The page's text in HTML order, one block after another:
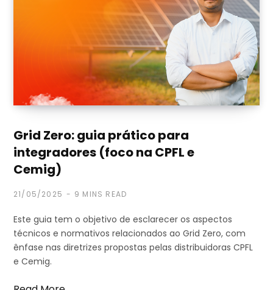
Grid Zero: guia prático para
integradores (foco na CPFL e
Cemig)
21/05/2025 9 MINS READ
Este guia tem o objetivo de esclarecer os aspectos
técnicos e normativos relacionados ao Grid Zero, com
ênfase nas diretrizes propostas pelas distribuidoras CPFL
e Cemig.